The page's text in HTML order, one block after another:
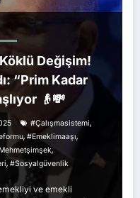
Değişim!
“Prim Kadar
👴💸
#çalışmasistemi,
, #emeklimaaşı,
,
,#sosyalgüvenlik
ve emekli